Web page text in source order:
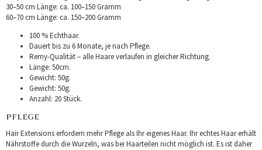
30–50 cm Länge: ca. 100–150 Gramm
60–70 cm Länge: ca. 150–200 Gramm
100 % Echthaar.
Dauert bis zu 6 Monate, je nach Pflege.
Remy-Qualität – alle Haare verlaufen in gleicher Richtung.
Länge: 50cm.
Gewicht: 50g.
Gewicht: 50g.
Anzahl: 20 Stück.
PFLEGE
Hair Extensions erfordern mehr Pflege als Ihr eigenes Haar. Ihr echtes Haar erhält
Nährstoffe durch die Wurzeln, was bei Haarteilen nicht möglich ist. Es ist daher